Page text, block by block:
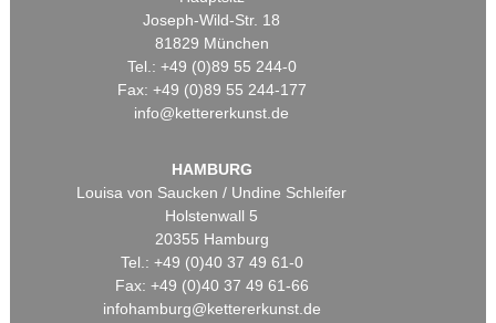
Joseph-Wild-Str. 18
81829 München
Tel.: +49 (0)89 55 244-0
Fax: +49 (0)89 55 244-177
info@kettererkunst.de
HAMBURG
Louisa von Saucken / Undine Schleifer
Holstenwall 5
20355 Hamburg
Tel.: +49 (0)40 37 49 61-0
Fax: +49 (0)40 37 49 61-66
infohamburg@kettererkunst.de